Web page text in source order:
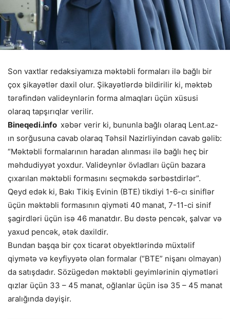
Son vaxtlar redaksiyamıza məktəbli formaları ilə bağlı bir
çox şikayətlər daxil olur. Şikayətlərdə bildirilir ki, məktəb
tərəfindən valideynlərin forma almaqları üçün xüsusi
olaraq tapşırıqlar verilir.
Bineqedi.info xəbər verir ki, bununla bağlı olaraq Lent.az-
ın sorğusuna cavab olaraq Təhsil Nazirliyindən cavab gəlib:
“Məktəbli formalarının haradan alınması ilə bağlı heç bir
məhdudiyyət yoxdur. Valideynlər övladları üçün bazara
çıxarılan məktəbli formasını seçməkdə sərbəstdirlər”.
Qeyd edək ki, Bakı Tikiş Evinin (BTE) tikdiyi 1-6-cı siniflər
üçün məktəbli formasının qiyməti 40 manat, 7-11-ci sinif
şagirdləri üçün isə 46 manatdır. Bu dəstə pencək, şalvar və
yaxud pencək, ətək daxildir.
Bundan başqa bir çox ticarət obyektlərində müxtəlif
qiymətə və keyfiyyətə olan formalar (“BTE” nişanı olmayan)
da satışdadır. Sözügedən məktəbli geyimlərinin qiymətləri
qızlar üçün 33 – 45 manat, oğlanlar üçün isə 35 – 45 manat
aralığında dəyişir.